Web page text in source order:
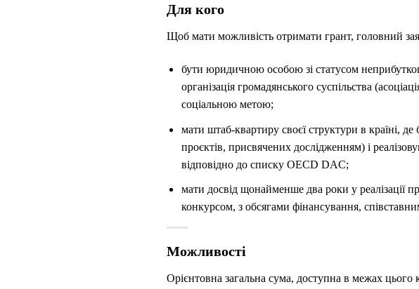
Для кого
Щоб мати можливість отримати грант, головний
бути юридичною особою зі статусом
організація громадянського суспільства
соціальною метою;
мати штаб-квартиру своєї структури в країні, де
проєктів, присвячених дослідженням) і
відповідно до списку OECD DAC;
мати досвід щонайменше два роки у реалізації
конкурсом, з обсягами фінансування,
Можливості
Орієнтовна загальна сума, доступна в межах цього